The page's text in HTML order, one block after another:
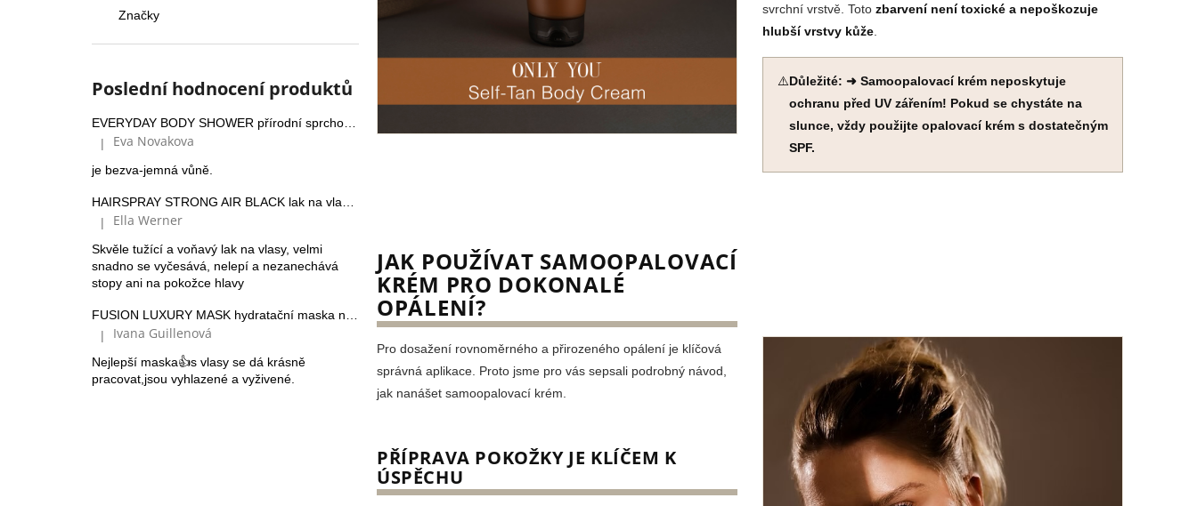
Značky
Poslední hodnocení produktů
Hodnocení produktu je 5 z 5 hvězdiček.
| Eva Novakova
je bezva-jemná vůně.
Hodnocení produktu je 5 z 5 hvězdiček.
| Ella Werner
Skvěle tužící a voňavý lak na vlasy, velmi
snadno se vyčesává, nelepí a nezanechává
stopy ani na pokožce hlavy
Hodnocení produktu je 5 z 5 hvězdiček.
| Ivana Guillenová
Nejlepší maska👍s vlasy se dá krásně
pracovat,jsou vyhlazené a vyživené.
svrchní vrstvě. Toto zbarvení není toxické a nepoškozuje
hlubší vrstvy kůže
⚠️Důležité: ➜ Samoopalovací krém neposkytuje
ochranu před UV zářením! Pokud se chystáte na
slunce, vždy použijte opalovací krém s dostatečným
SPF.
JAK POUŽÍVAT SAMOOPALOVACÍ
KRÉM PRO DOKONALÉ
OPÁLENÍ?
Pro dosažení rovnoměrného a přirozeného opálení je klíčová
správná aplikace. Proto jsme pro vás sepsali podrobný návod,
jak nanášet samoopalovací krém.
PŘÍPRAVA POKOŽKY JE KLÍČEM K
ÚSPĚCHU